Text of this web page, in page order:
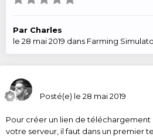
Par Charles
le 28 mai 2019 dans Farming
Posté(e) le 28 mai 2019
Pour créer un lien de
votre serveur, il faut dans un premier